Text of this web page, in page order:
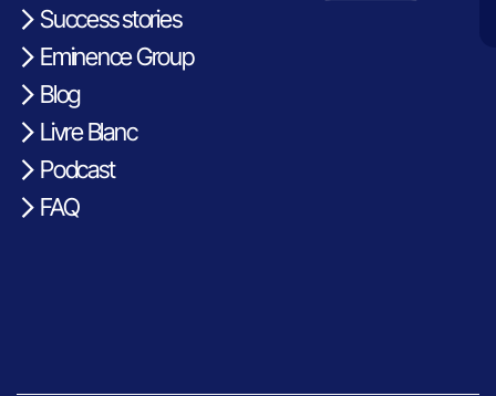
Success stories
Eminence Group
Blog
Livre Blanc
Podcast
FAQ